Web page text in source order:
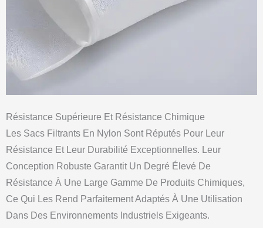
Résistance Supérieure Et Résistance Chimique
Les Sacs Filtrants En Nylon Sont Réputés Pour Leur
Résistance Et Leur Durabilité Exceptionnelles. Leur
Conception Robuste Garantit Un Degré Élevé De
Résistance À Une Large Gamme De Produits Chimiques,
Ce Qui Les Rend Parfaitement Adaptés À Une Utilisation
Dans Des Environnements Industriels Exigeants.